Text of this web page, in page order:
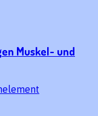
Muskel- und